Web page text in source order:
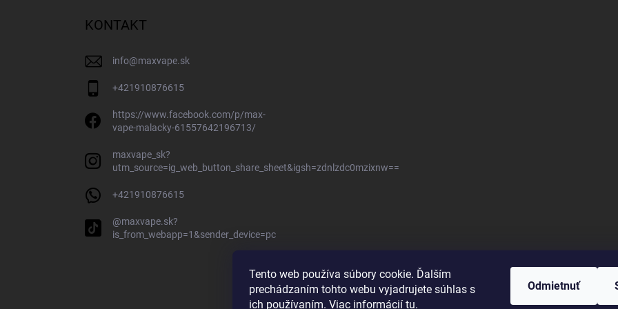
Tento web používa súbory cookie. Ďalším
prechádzaním tohto webu vyjadrujete súhlas s
ich používaním. Viac informácií tu.
Odmietnuť
KONTAKT
info@maxvape.sk
+421910876615
https://www.facebook.com/p/max-
vape-malacky-61557642196713/
maxvape_sk?
utm_source=ig_web_button_share_sheet&igsh=zdnlzdc0mzixnw==
+421910876615
@maxvape.sk?
is_from_webapp=1&sender_device=pc